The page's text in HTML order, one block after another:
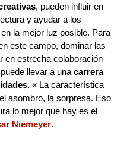
, pueden influir en
y ayudar a los
la mejor luz posible. Para
este campo, dominar las
en estrecha colaboración
llevar a una carrera
. « La característica
asombro, la sorpresa. Eso
lo mejor que hay es el
Niemeyer.